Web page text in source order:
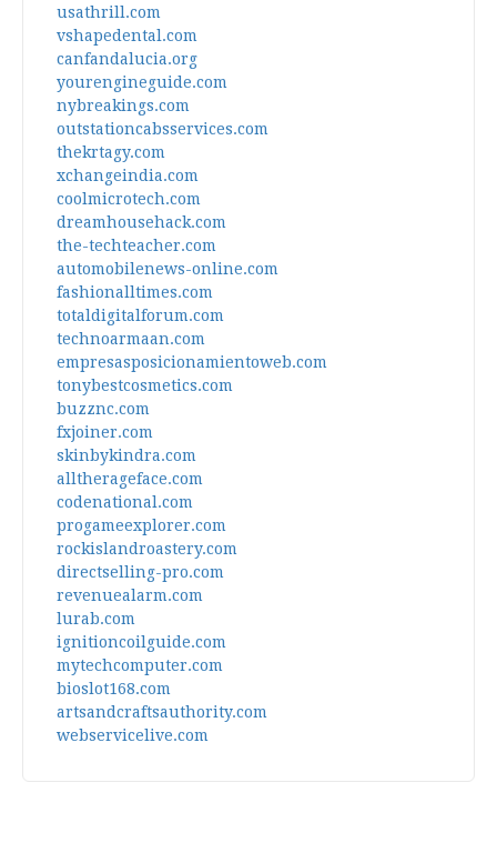
usathrill.com
vshapedental.com
canfandalucia.org
yourengineguide.com
nybreakings.com
outstationcabsservices.com
thekrtagy.com
xchangeindia.com
coolmicrotech.com
dreamhousehack.com
the-techteacher.com
automobilenews-online.com
fashionalltimes.com
totaldigitalforum.com
technoarmaan.com
empresasposicionamientoweb.com
tonybestcosmetics.com
buzznc.com
fxjoiner.com
skinbykindra.com
alltherageface.com
codenational.com
progameexplorer.com
rockislandroastery.com
directselling-pro.com
revenuealarm.com
lurab.com
ignitioncoilguide.com
mytechcomputer.com
bioslot168.com
artsandcraftsauthority.com
webservicelive.com